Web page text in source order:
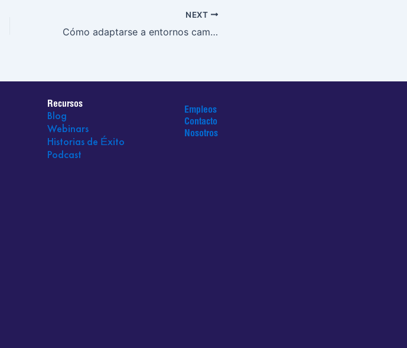
NEXT
Cómo adaptarse a entornos cambiantes para atraer y retener talento
Recursos
Blog
Webinars
Historias de Éxito
Podcast
Empleos
Contacto
Nosotros